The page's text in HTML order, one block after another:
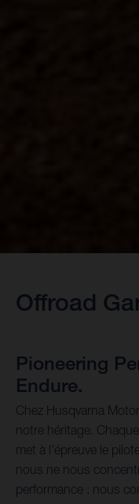
Offroad
Pioneering
Endure.
Chez Husqvarna
notre héritage.
met à l’épreuve le
nous ne nous
performance : nous